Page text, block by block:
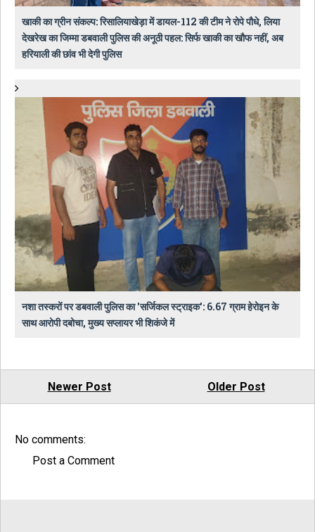
खाकी का ग्रीन संकल्प: रिसालियाखेड़ा में डायल-112 की टीम ने रोपे पौधे, लिया
देखरेख का जिम्मा डबवाली पुलिस की अनूठी पहल: सिर्फ खाकी का खौफ नहीं, अब
हरियाली की छांव भी देगी पुलिस
नशा तस्करों पर डबवाली पुलिस का 'सर्जिकल स्ट्राइक': 6.67 ग्राम हेरोइन के
साथ आरोपी दबोचा, मुख्य सप्लायर भी शिकंजे में
Newer Post Older Post
No comments:
Post a Comment